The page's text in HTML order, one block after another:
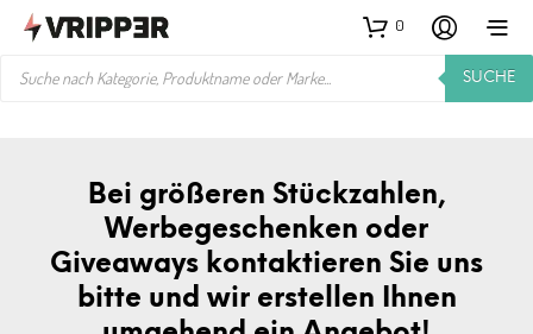
0
PRODUCTS
SUCHE
Bei größeren Stückzahlen,
Werbegeschenken oder
Giveaways kontaktieren Sie uns
bitte und wir erstellen Ihnen